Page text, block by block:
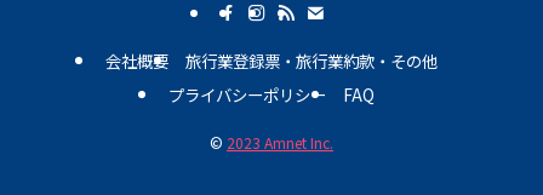
会社概要
旅行業登録票・旅行業約款・その他
プライバシーポリシー
FAQ
© 2023 Amnet Inc.